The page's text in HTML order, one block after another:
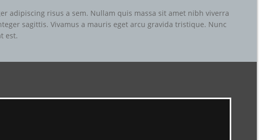
adipiscing risus a sem. Nullam quis massa sit amet nibh viverra
sagittis. Vivamus a mauris eget arcu gravida tristique. Nunc
est.